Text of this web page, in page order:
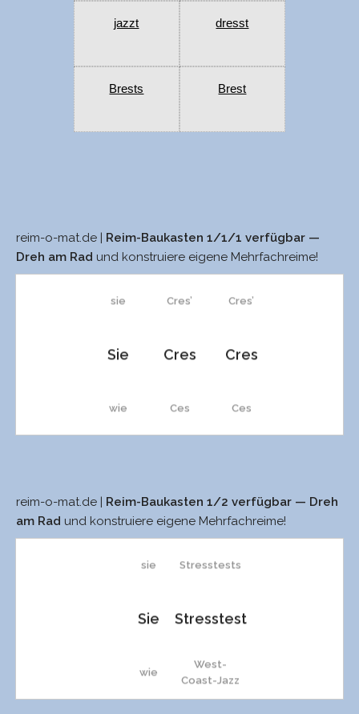
jazzt dresst
Brests Brest
reim-o-mat.de |
Reim-Baukasten 1/1/1 verfügbar —
Dreh am Rad und konstruiere eigene Mehrfachreime!
sie
Sie
wie
Qi
Schtschi
Cres’
Cres
Ces
Stress
Stress
räß
press
Cres’
Cres
Ces
Stress
Stress
räß
reim-o-mat.de |
Reim-Baukasten 1/2 verfügbar — Dreh
am Rad und konstruiere eigene Mehrfachreime!
sie
Sie
wie
Stresstests
Stresstest
West-
Coast-Jazz